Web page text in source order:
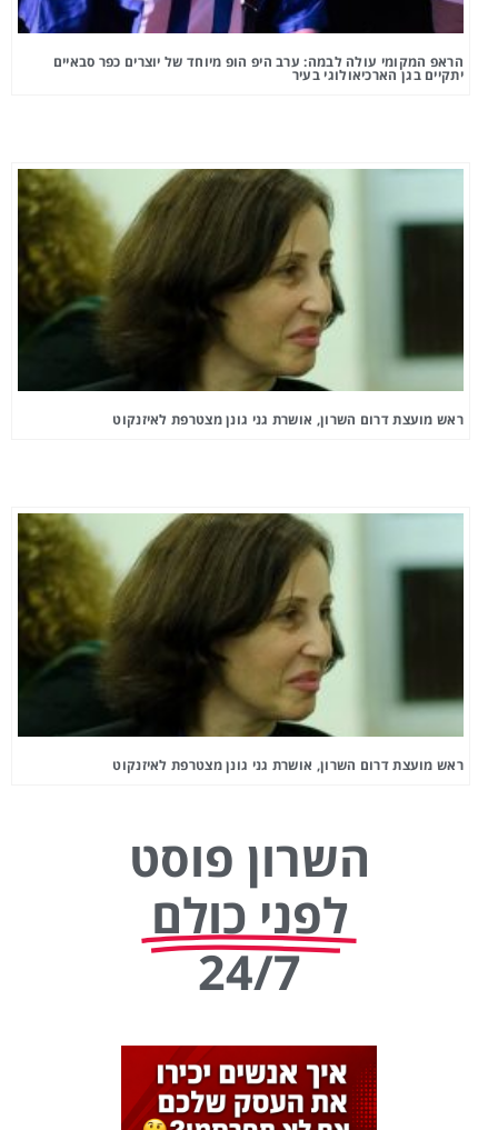
הראפ המקומי עולה לבמה: ערב היפ הופ מיוחד של יוצרים כפר סבאיים
יתקיים בגן הארכיאולוגי בעיר
ראש מועצת דרום השרון, אושרת גני גונן מצטרפת לאיזנקוט
ראש מועצת דרום השרון, אושרת גני גונן מצטרפת לאיזנקוט
השרון פוסט
לפני כולם
24/7